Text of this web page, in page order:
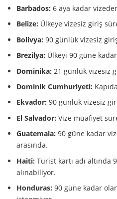
Barbados: 6 aya kadar
Belize: Ülkeye vizesiz giriş
Bolivya:90 günlük vizesiz
Brezilya: Ülkeyi 90 güne
Dominika: 21 günlük vizesiz
Dominik Cumhuriyeti:
Ekvador:90 günlük vizesiz
El Salvador: Vize muafiyet
Guatemala:90 güne kadar
arasında.
Haiti: Turist kartı adı altında
alınabiliyor.
Honduras:90 güne kadar